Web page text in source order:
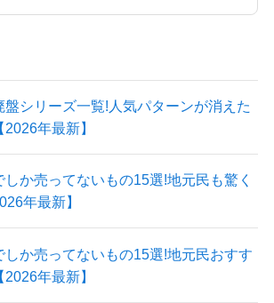
盤シリーズ一覧!人気パターンが消えた
年最新】
か売ってないもの15選!地元民も驚く
年最新】
しか売ってないもの15選!地元民おすす
年最新】